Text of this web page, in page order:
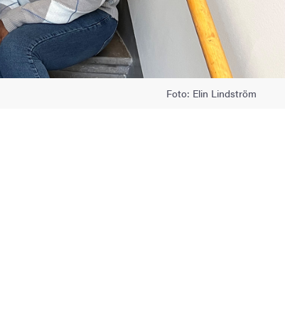
Foto: Elin Lindström